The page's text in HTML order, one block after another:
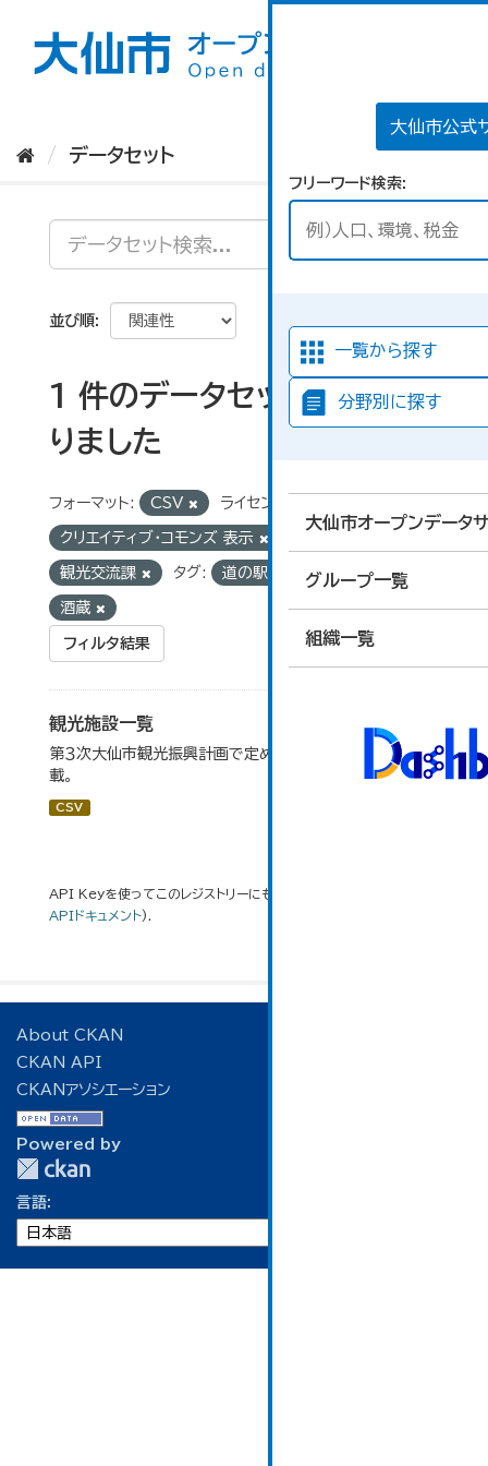
大仙市公式
フリーワード検索
一覧から探す
分野別に探す
大仙市オープンデータ
グループ一覧
組織一覧
データセット
並び順
1 件のデータセットが見つか
りました
フォーマット: CSV ライセンス:
クリエイティブ・コモンズ 表示
観光交流課 タグ: 道の駅 文化財
酒蔵
フィルタ結果
観光施設一覧
第３次大仙市観光振興計画で定めた、主要観光施設を掲
載。
CSV
API Keyを使ってこのレジストリーにもアクセス可能です
APIドキュメント).
About CKAN
CKAN API
CKANアソシエーション
Powered by
言語